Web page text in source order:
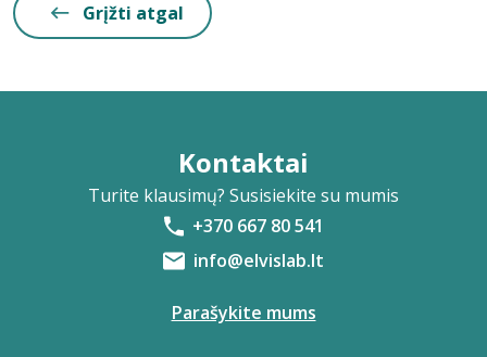
Grįžti atgal
Kontaktai
Turite klausimų? Susisiekite su mumis
+370 667 80 541
info@elvislab.lt
Parašykite mums